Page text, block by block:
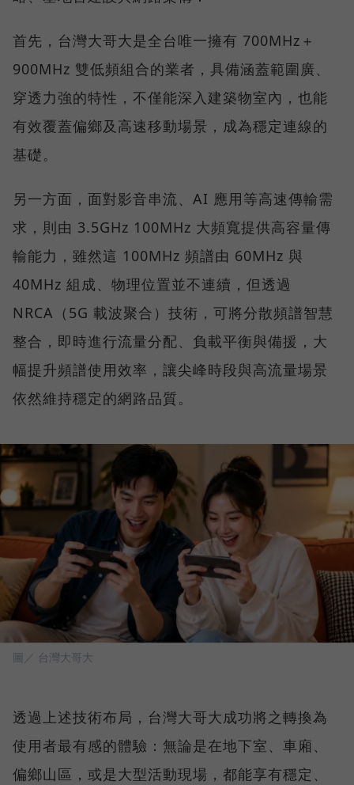
首先，台灣大哥大是全台唯一擁有 700MHz＋
900MHz 雙低頻組合的業者，具備涵蓋範圍廣、
穿透力強的特性，不僅能深入建築物室內，也能
有效覆蓋偏鄉及高速移動場景，成為穩定連線的
基礎。
另一方面，面對影音串流、AI 應用等高速傳輸需
求，則由 3.5GHz 100MHz 大頻寬提供高容量傳
輸能力，雖然這 100MHz 頻譜由 60MHz 與
40MHz 組成、物理位置並不連續，但透過
NRCA（5G 載波聚合）技術，可將分散頻譜智慧
整合，即時進行流量分配、負載平衡與備援，大
幅提升頻譜使用效率，讓尖峰時段與高流量場景
依然維持穩定的網路品質。
圖／ 台灣大哥大
透過上述技術布局，台灣大哥大成功將之轉換為
使用者最有感的體驗：無論是在地下室、車廂、
偏鄉山區，或是大型活動現場，都能享有穩定、